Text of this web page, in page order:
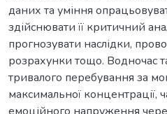
даних та уміння
здійснювати її критичний
прогнозувати наслідки,
розрахунки тощо. Водночас
тривалого перебування за
максимальної концентрації,